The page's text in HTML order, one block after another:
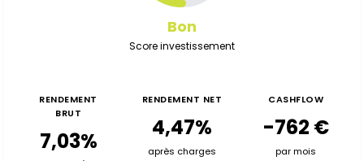
Bon
Score investissement
RENDEMENT
BRUT
7,03%
RENDEMENT NET
4,47%
après charges
CASHFLOW
-762 €
par mois